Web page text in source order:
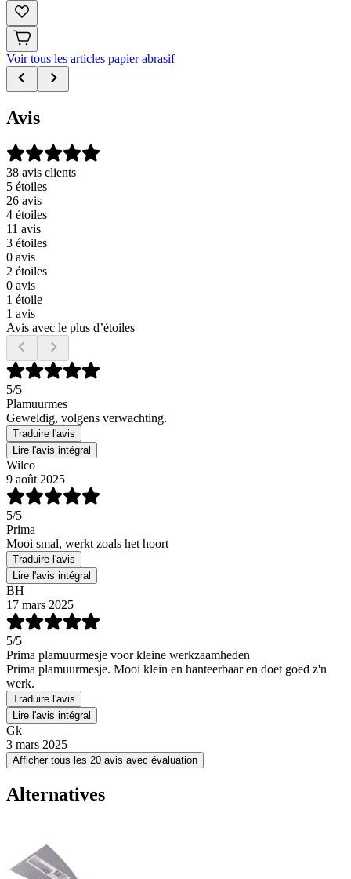
Voir tous les articles papier abrasif
Avis
38 avis clients
5 étoiles
26 avis
4 étoiles
11 avis
3 étoiles
0 avis
2 étoiles
0 avis
1 étoile
1 avis
Avis avec le plus d’étoiles
5/5
Plamuurmes
Geweldig, volgens verwachting.
Traduire l'avis
Lire l'avis intégral
Wilco
9 août 2025
5/5
Prima
Mooi smal, werkt zoals het hoort
Traduire l'avis
Lire l'avis intégral
BH
17 mars 2025
5/5
Prima plamuurmesje voor kleine werkzaamheden
Prima plamuurmesje. Mooi klein en hanteerbaar en doet goed z'n
werk.
Traduire l'avis
Lire l'avis intégral
Gk
3 mars 2025
Afficher tous les 20 avis avec évaluation
Alternatives